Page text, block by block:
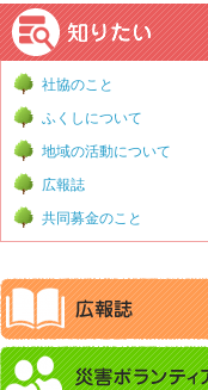
社協のこと
ふくしについて
地域の活動について
広報誌
共同募金のこと